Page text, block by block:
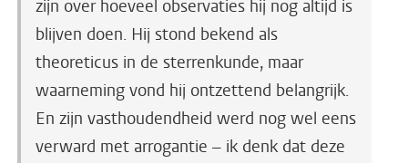
zijn over hoeveel observaties hij nog altijd is
blijven doen. Hij stond bekend als
theoreticus in de sterrenkunde, maar
waarneming vond hij ontzettend belangrijk.
En zijn vasthoudendheid werd nog wel eens
verward met arrogantie – ik denk dat deze